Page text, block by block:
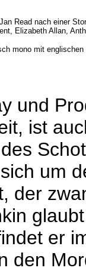
Read nach einer
Elizabeth Allan,
mono mit
und
ist
um
der
er
den